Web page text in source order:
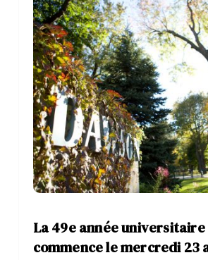
La 49e année universitaire
commence le mercredi 23